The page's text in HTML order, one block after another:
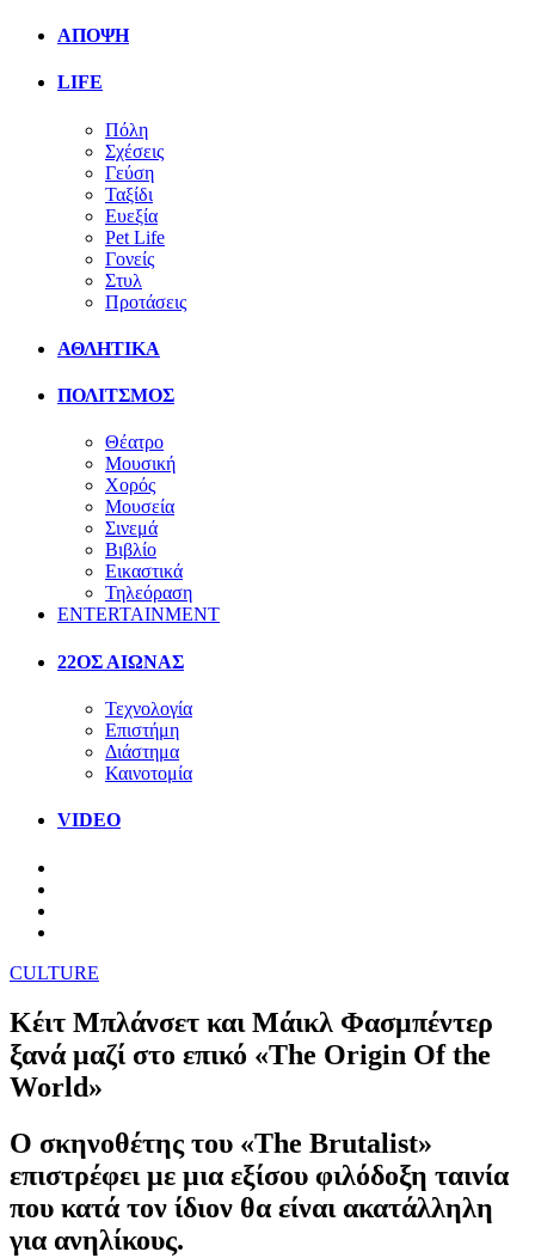
ΑΠΟΨΗ
LIFE
Πόλη
Σχέσεις
Γεύση
Ταξίδι
Ευεξία
Pet Life
Γονείς
Στυλ
Προτάσεις
ΑΘΛΗΤΙΚΑ
ΠΟΛΙΤΣΜΟΣ
Θέατρο
Μουσική
Χορός
Μουσεία
Σινεμά
Βιβλίο
Εικαστικά
Τηλεόραση
ENTERTAINMENT
22ΟΣ ΑΙΩΝΑΣ
Τεχνολογία
Επιστήμη
Διάστημα
Καινοτομία
VIDEO
CULTURE
Κέιτ Μπλάνσετ και Μάικλ Φασμπέντερ
ξανά μαζί στο επικό «The Origin Of the
World»
Ο σκηνοθέτης του «The Brutalist»
επιστρέφει με μια εξίσου φιλόδοξη ταινία
που κατά τον ίδιον θα είναι ακατάλληλη
για ανηλίκους.